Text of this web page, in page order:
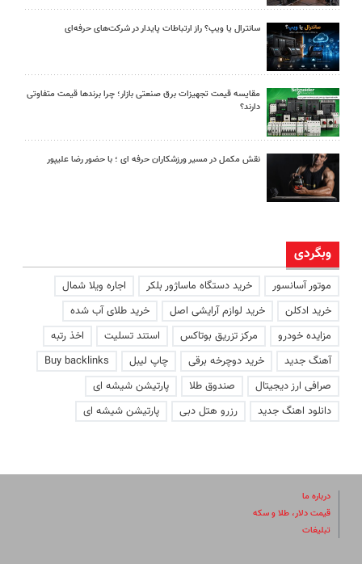
سانترال یا ویپ؟ راز ارتباطات پایدار در شرکت‌های حرفه‌ای
مقایسه قیمت تجهیزات برق صنعتی بازار؛ چرا برندها قیمت متفاوتی
دارند؟
نقش مکمل در مسیر ورزشکاران حرفه ای ؛ با حضور رضا علیپور
وبگردی
موتور آسانسور خرید دستگاه ماساژور بلکر
اجاره ویلا شمال
خرید ادکلن
خرید لوازم آرایشی اصل
خرید طلای آب شده
مزایده خودرو
مرکز تزریق بوتاکس استند تسلیت
اخذ رتبه
آهنگ جدید
خرید دوچرخه برقی چاپ لیبل
Buy backlinks
صرافی ارز دیجیتال
صندوق طلا
پارتیشن شیشه ای
دانلود اهنگ جدید
رزرو هتل دبی پارتیشن شیشه ای
درباره ما
قیمت دلار، طلا و سکه
تبلیغات